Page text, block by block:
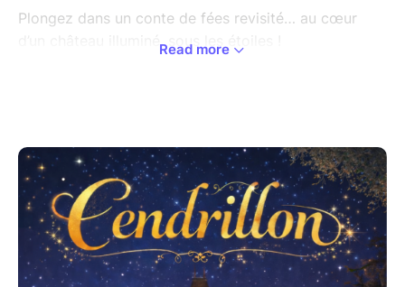
Plongez dans un conte de fées revisité… au cœur
d’un château illuminé, sous les étoiles !
! Entre humour et moments musicaux, laissez-vous
emporter dans un spectacle féerique et décalé dans
le cadre magique du Château de Saint-Saturnin-sur-
Loire !
Read more